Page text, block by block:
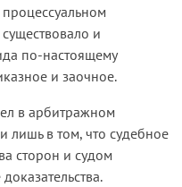
и
по-настоящему
и заочное.
в арбитражном
лишь в том, что судебное
сторон и судом